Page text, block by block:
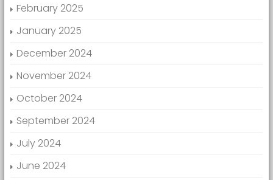
February 2025
January 2025
December 2024
November 2024
October 2024
September 2024
July 2024
June 2024